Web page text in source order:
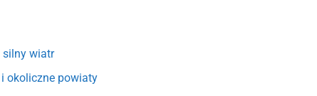
silny wiatr
okoliczne powiaty